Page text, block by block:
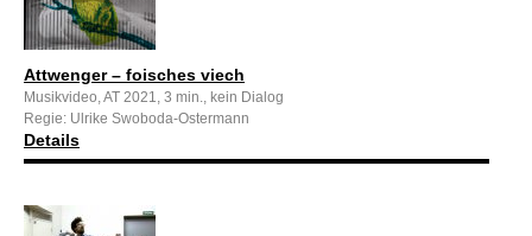
Attwenger – foisches viech
Musikvideo, AT 2021, 3 min., kein Dialog
Regie: Ulrike Swoboda-Ostermann
Details